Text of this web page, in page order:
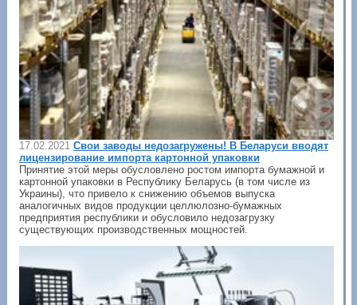
17.02.2021 Свои заводы недозагружены! В Беларуси вводят
лицензирование импорта картонной упаковки
Принятие этой меры обусловлено ростом импорта бумажной и
картонной упаковки в Республику Беларусь (в том числе из
Украины), что привело к снижению объемов выпуска
аналогичных видов продукции целлюлозно-бумажных
предприятия республики и обусловило недозагрузку
существующих производственных мощностей.